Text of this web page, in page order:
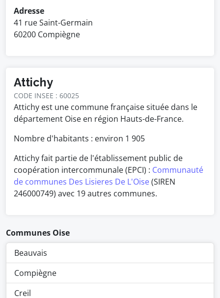
Adresse
41 rue Saint-Germain
60200 Compiègne
Attichy
CODE INSEE : 60025
Attichy est une commune française située dans le
département Oise en région Hauts-de-France.
Nombre d'habitants : environ 1 905
Attichy fait partie de l'établissement public de
coopération intercommunale (EPCI) : Communauté
de communes Des Lisieres De L'Oise(SIREN
246000749) avec 19 autres communes.
Communes Oise
Beauvais
Compiègne
Creil